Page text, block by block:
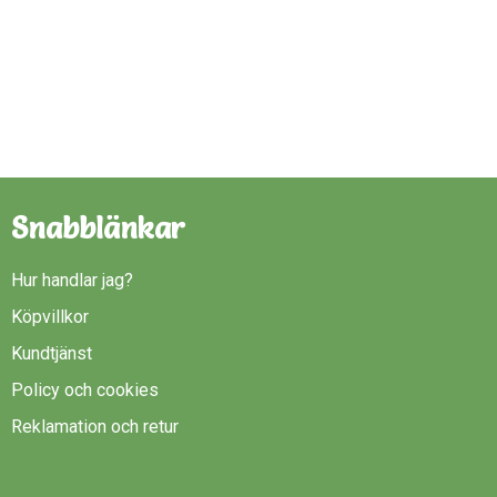
Snabblänkar
Hur handlar jag?
Köpvillkor
Kundtjänst
Policy och cookies
Reklamation och retur